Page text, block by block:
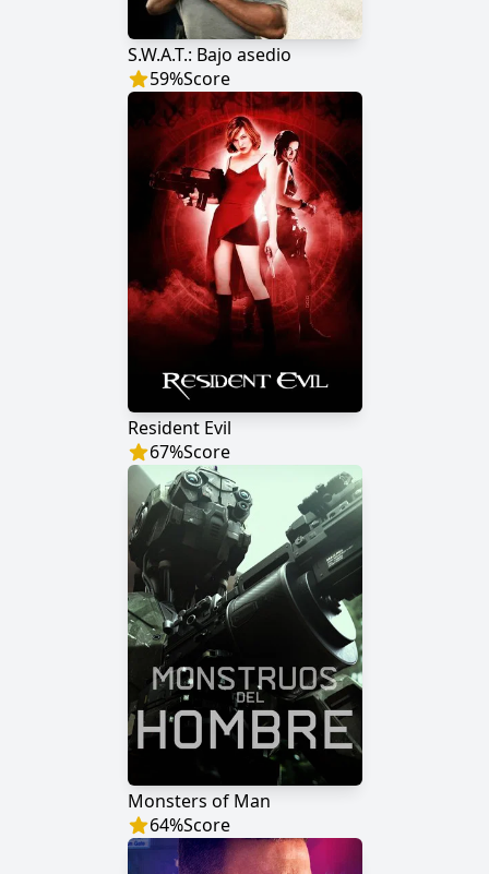
S.W.A.T.: Bajo asedio
59%Score
Resident Evil
67%Score
Monsters of Man
64%Score